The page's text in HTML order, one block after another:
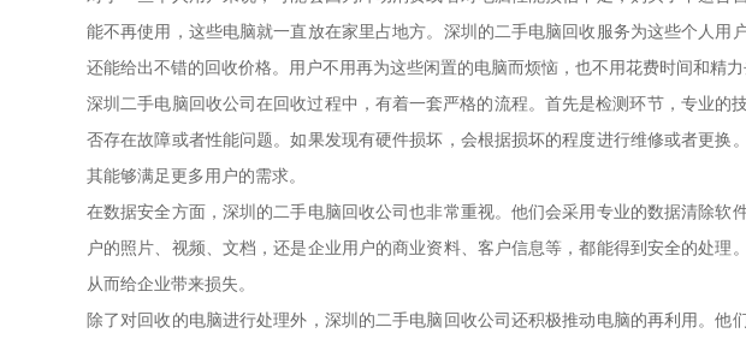
能不再使用，这些电脑就一直放在家里占地方。深圳的二手电脑回收服务为这些个人
还能给出不错的回收价格。用户不用再为这些闲置的电脑而烦恼，也不用花费时间和精力
深圳二手电脑回收公司在回收过程中，有着一套严格的流程。首先是检测环节，专业
否存在故障或者性能问题。如果发现有硬件损坏，会根据损坏的程度进行维修或者更
其能够满足更多用户的需求。
在数据安全方面，深圳的二手电脑回收公司也非常重视。他们会采用专业的数据清除
户的照片、视频、文档，还是企业用户的商业资料、客户信息等，都能得到安全的处
从而给企业带来损失。
除了对回收的电脑进行处理外，深圳的二手电脑回收公司还积极推动电脑的再利用。